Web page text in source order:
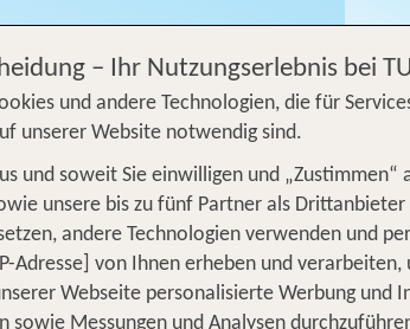
Flug Ferienhaus Mietwagen
Camper Privattransfer
Von wo?
Beliebig
– Ihr Nutzungserlebnis bei
und andere Technologien, die für
unserer Website notwendig sind.
und soweit Sie einwilligen und „Zustimmen“
unsere bis zu fünf Partner als
andere Technologien verwenden und
Adresse] von Ihnen erheben und verarbeiten,
Webseite personalisierte Werbung und
sowie Messungen und Analysen